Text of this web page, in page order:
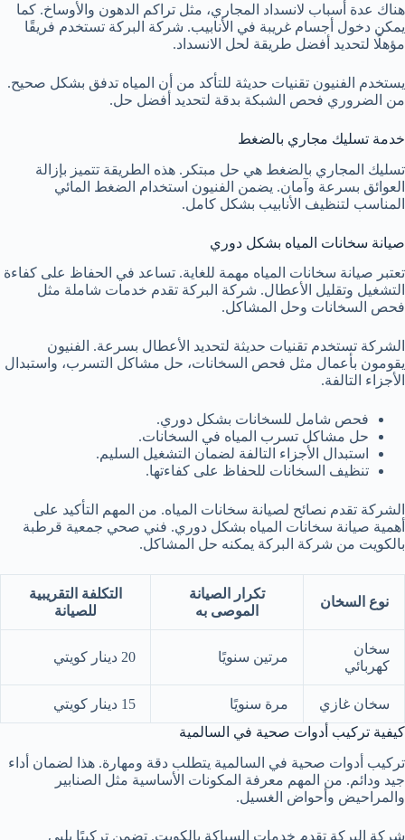
هناك عدة أسباب لانسداد المجاري، مثل تراكم الدهون والأوساخ. كما
يمكن دخول أجسام غريبة في الأنابيب. شركة البركة تستخدم فريقًا
مؤهلًا لتحديد أفضل طريقة لحل الانسداد.
يستخدم الفنيون تقنيات حديثة للتأكد من أن المياه تدفق بشكل صحيح.
من الضروري فحص الشبكة بدقة لتحديد أفضل حل.
خدمة تسليك مجاري بالضغط
تسليك المجاري بالضغط هي حل مبتكر. هذه الطريقة تتميز بإزالة
العوائق بسرعة وآمان. يضمن الفنيون استخدام الضغط المائي
المناسب لتنظيف الأنابيب بشكل كامل.
صيانة سخانات المياه بشكل دوري
تعتبر صيانة سخانات المياه مهمة للغاية. تساعد في الحفاظ على كفاءة
التشغيل وتقليل الأعطال. شركة البركة تقدم خدمات شاملة مثل
فحص السخانات وحل المشاكل.
الشركة تستخدم تقنيات حديثة لتحديد الأعطال بسرعة. الفنيون
يقومون بأعمال مثل فحص السخانات، حل مشاكل التسرب، واستبدال
الأجزاء التالفة.
فحص شامل للسخانات بشكل دوري.
حل مشاكل تسرب المياه في السخانات.
استبدال الأجزاء التالفة لضمان التشغيل السليم.
تنظيف السخانات للحفاظ على كفاءتها.
الشركة تقدم نصائح لصيانة سخانات المياه. من المهم التأكيد على
أهمية صيانة سخانات المياه بشكل دوري. فني صحي جمعية قرطبة
بالكويت من شركة البركة يمكنه حل المشاكل.
نوع السخان
تكرار الصيانة
الموصى به
التكلفة التقريبية
للصيانة
سخان
كهربائي
مرتين سنويًا 20 دينار كويتي
سخان غازي مرة سنويًا
15 دينار كويتي
كيفية تركيب أدوات صحية في السالمية
تركيب أدوات صحية في السالمية يتطلب دقة ومهارة. هذا لضمان أداء
جيد ودائم. من المهم معرفة المكونات الأساسية مثل الصنابير
والمراحيض وأحواض الغسيل.
شركة البركة تقدم خدمات السباكة بالكويت. تضمن تركيبًا يلبي